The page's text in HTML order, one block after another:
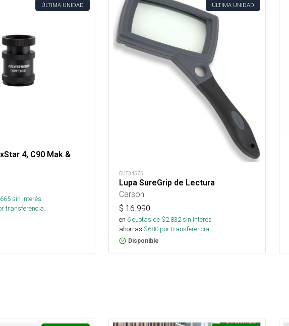
ÚLTIMA UNIDAD
4, C90 Mak &
sin interés
transferencia.
ÚLTIMA UNIDAD
OUT34575
Lupa SureGrip de Lectura
Carson
$ 16.990
en 6cuotas de $2.832sin interés
ahorras $680 por transferencia.
Disponible